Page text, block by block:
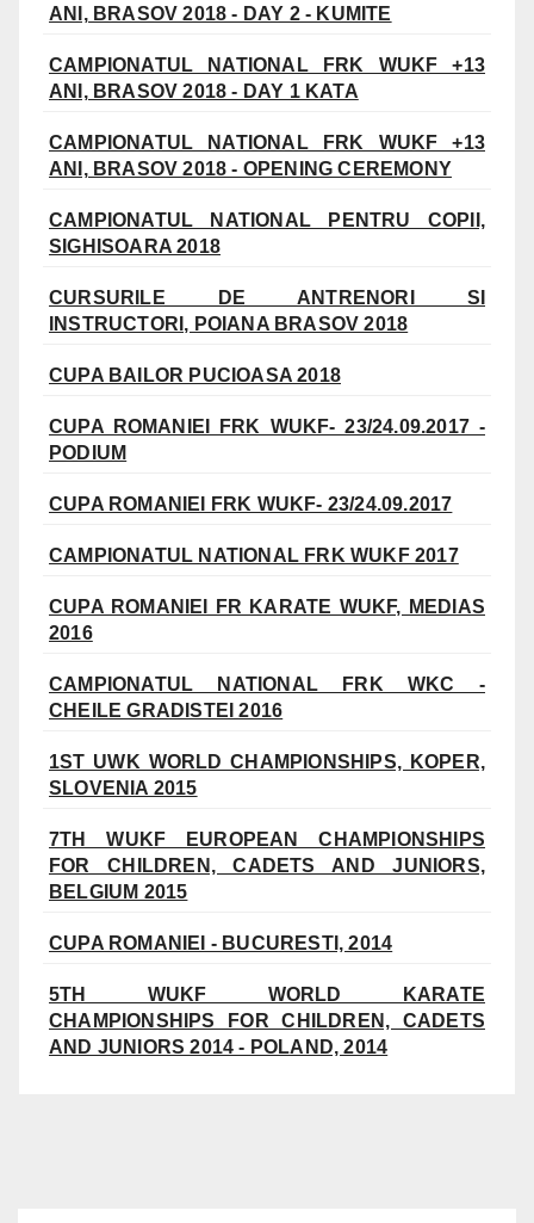
ANI, BRASOV 2018 - DAY 2 - KUMITE
CAMPIONATUL NATIONAL FRK WUKF +13
ANI, BRASOV 2018 - DAY 1 KATA
CAMPIONATUL NATIONAL FRK WUKF +13
ANI, BRASOV 2018 - OPENING CEREMONY
CAMPIONATUL NATIONAL PENTRU COPII,
SIGHISOARA 2018
CURSURILE DE ANTRENORI SI
INSTRUCTORI, POIANA BRASOV 2018
CUPA BAILOR PUCIOASA 2018
CUPA ROMANIEI FRK WUKF- 23/24.09.2017 -
PODIUM
CUPA ROMANIEI FRK WUKF- 23/24.09.2017
CAMPIONATUL NATIONAL FRK WUKF 2017
CUPA ROMANIEI FR KARATE WUKF, MEDIAS
2016
CAMPIONATUL NATIONAL FRK WKC -
CHEILE GRADISTEI 2016
1ST UWK WORLD CHAMPIONSHIPS, KOPER,
SLOVENIA 2015
7TH WUKF EUROPEAN CHAMPIONSHIPS
FOR CHILDREN, CADETS AND JUNIORS,
BELGIUM 2015
CUPA ROMANIEI - BUCURESTI, 2014
5TH WUKF WORLD KARATE
CHAMPIONSHIPS FOR CHILDREN, CADETS
AND JUNIORS 2014 - POLAND, 2014